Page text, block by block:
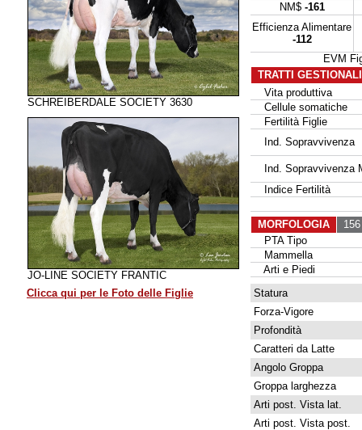
SCHREIBERDALE SOCIETY 3630
JO-LINE SOCIETY FRANTIC
Clicca qui per le Foto delle Figlie
NM$ -161
Efficienza Alimentare
-112
EVM
TRATTI
Vita produttiva
Cellule somatiche
Fertilità Figlie
Ind. Sopravvivenza
Ind. Sopravvivenza
Indice Fertilità
MORFOLOGIA
PTA Tipo
Mammella
Arti e Piedi
Statura
Forza-Vigore
Profondità
Caratteri da Latte
Angolo Groppa
Groppa larghezza
Arti post. Vista lat.
Arti post. Vista post.